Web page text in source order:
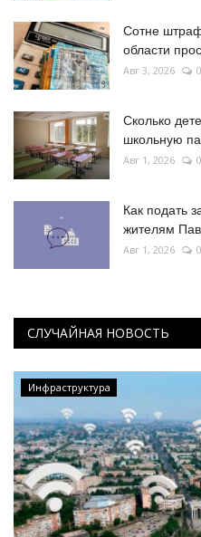
Сотне
области
Авг 3, 2026 0
Сколько
школьную
Авг 1, 2026 0
Как подать
жителям
Авг 1, 2026 0
СЛУЧАЙНАЯ НОВОСТЬ
Инфраструктура